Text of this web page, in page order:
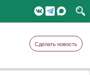
Сделать новость